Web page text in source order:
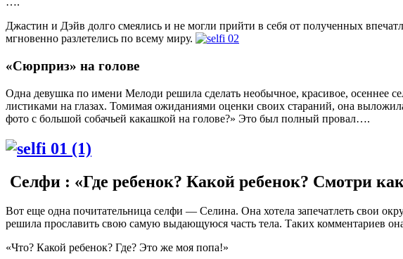
Джастин и Дэйв долго смеялись и не могли прийти в себя от полученных
мгновенно разлетелись по всему миру.
«Сюрприз» на голове
Одна девушка по имени Мелоди решила сделать необычное, красивое, осеннее
листиками на глазах. Томимая ожиданиями оценки своих стараний, она
фото с большой собачьей какашкой на голове?» Это был полный провал….
Селфи : «Где ребенок? Какой ребенок? Смотри
Вот еще одна почитательница селфи — Селина. Она хотела запечатлеть свои
решила прославить свою самую выдающуюся часть тела. Таких комментариев
«Что? Какой ребенок? Где? Это же моя попа!»